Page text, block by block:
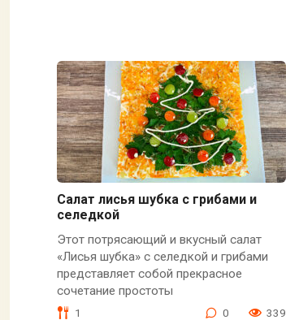
Салат лисья шубка с грибами и
селедкой
Этот потрясающий и вкусный салат
«Лисья шубка» с селедкой и грибами
представляет собой прекрасное
сочетание простоты
1 0 339